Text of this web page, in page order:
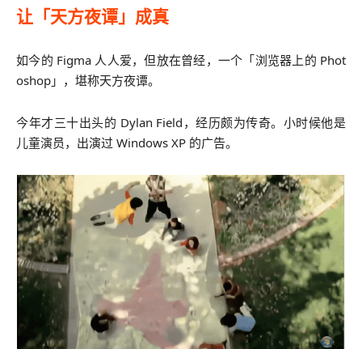
让「天方夜谭」成真
如今的 Figma 人人爱，但放在曾经，一个「浏览器上的 Phot
oshop」，堪称天方夜谭。
今年才三十出头的 Dylan Field，经历颇为传奇。小时候他是
儿童演员，出演过 Windows XP 的广告。